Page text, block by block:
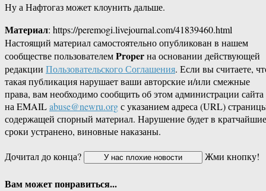
Ну а Нафтогаз может клоунить дальше.
Материал: https://peremogi.livejournal.com/41839460.html
Настоящий материал самостоятельно опубликован в нашем
сообществе пользователемProperна основании действующей
редакции Пользовательского Соглашения. Если вы считаете,
такая публикация нарушает ваши авторские и/или смежные
права, вам необходимо сообщить об этом администрации сайта
на EMAILabuse@newru.orgс указанием адреса (URL)
содержащей спорный материал. Нарушение будет в кратчайшие
сроки устранено, виновные наказаны.
Дочитал до конца?
Жми кнопку!
Вам может понравиться...